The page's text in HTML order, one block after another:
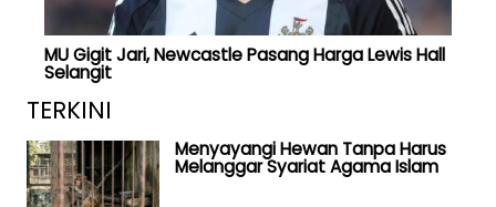
MU Gigit Jari, Newcastle Pasang Harga Lewis Hall
Selangit
TERKINI
Menyayangi Hewan Tanpa Harus
Melanggar Syariat Agama Islam